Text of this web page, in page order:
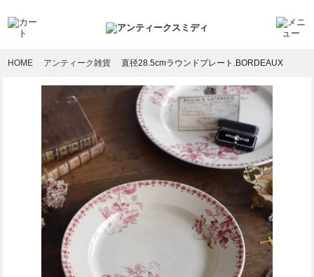
HOME アンティーク雑貨 直径28.5cmラウンドプレート.BORDEAUX